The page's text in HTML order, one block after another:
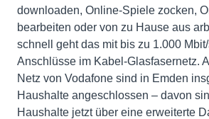
downloaden, Online-Spiele zocken,
bearbeiten oder von zu Hause aus
schnell geht das mit bis zu 1.000
Anschlüsse im Kabel-Glasfasernetz.
Netz von Vodafone sind in Emden
Haushalte angeschlossen – davon
Haushalte jetzt über eine erweiterte